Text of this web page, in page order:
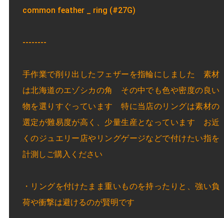
common feather _ ring (#27G)
--------
手作業で削り出したフェザーを指輪にしました 素材
は北海道のエゾシカの角 その中でも色や密度の良い
物を選りすぐっています 特に当店のリングは素材の
選定が難易度が高く、少量生産となっています お近
くのジュエリー店やリングゲージなどで付けたい指を
計測しご購入ください
・リングを付けたまま重いものを持ったりと、強い負
荷や衝撃は避けるのが賢明です